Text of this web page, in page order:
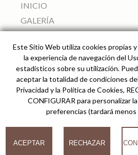
INICIO
GALERÍA
SERVICIOS
ALREDEDORES
PRECIO Y RESERVAS
CÓMO LLEGAR
© 2026
Can Pere Rei Agroturismo -Desarrollado por
Este Sitio Web utiliza cookies propias
la experiencia de navegación del
estadísticos sobre su utilización.
aceptar la totalidad de condiciones
Privacidad y la Política de Cookies,
CONFIGURAR para personalizar
preferencias (tardará
ACEPTAR RECHAZAR